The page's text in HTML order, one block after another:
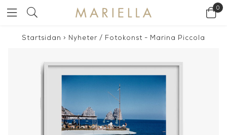
0
Startsidan > Nyheter / Fotokonst - Marina Piccola